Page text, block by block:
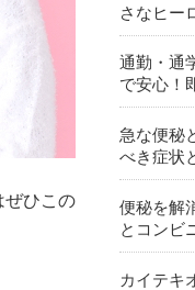
ぜひこの
さなヒー
通勤・通
で安心！
急な便秘
べき症状
便秘を解
とコンビ
カイテキ